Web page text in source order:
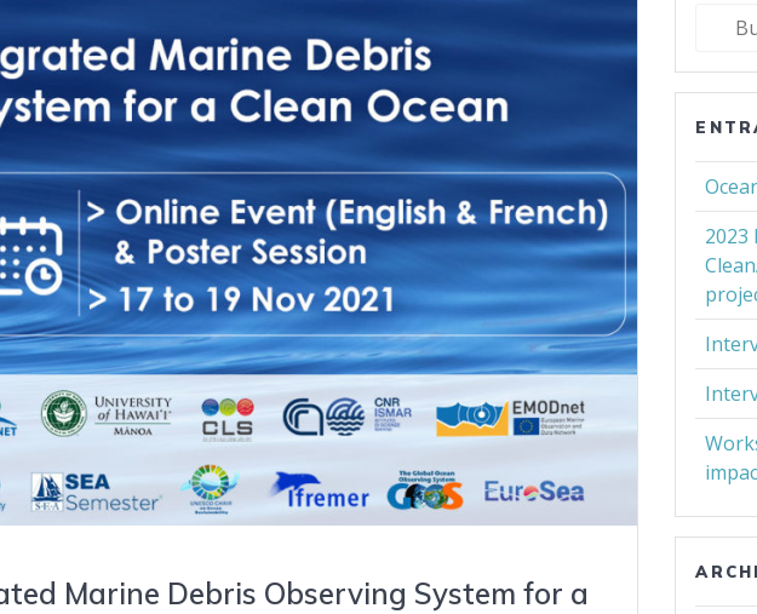
Marine Debris Observing System for a
Buscar:
2023